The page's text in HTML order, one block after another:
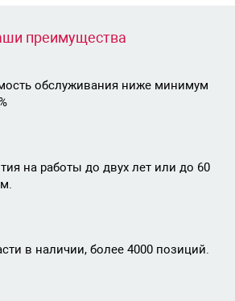
преимущества
обслуживания ниже минимум
на работы до двух лет или до 60
в наличии, более 4000 позиций.